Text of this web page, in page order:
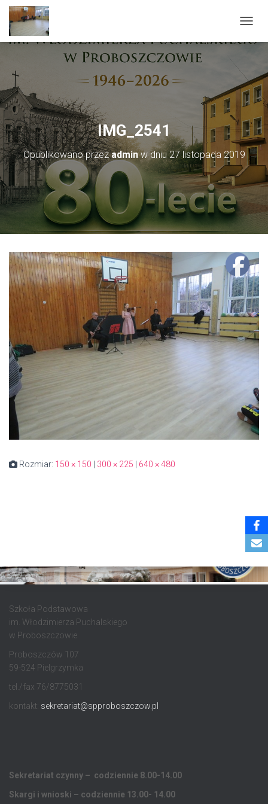
IMG_2541
Opublikowano przezadminw dniu27 listopada 2019
Rozmiar: 150 × 150 | 300 × 225 | 640 × 480
Szkoła Podstawowa
im. Włodzimierza Puchalskiego
w Proboszczowie
Proboszczów 107
59-524 Pielgrzymka
tel./fax 76/8775031
kontakt: sekretariat@spproboszczow.pl
Sekretariat czynny – codziennie 8.00-14.00
Skargi i wnioski – codziennie 13.00- 14.00